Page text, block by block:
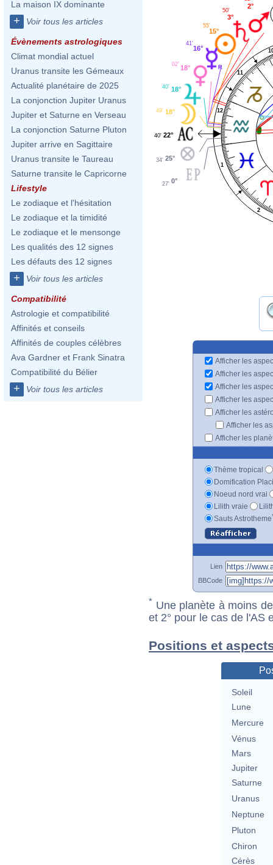
La maison IX dominante
+ Voir tous les articles
Évènements astrologiques
Climat mondial actuel
Uranus transite les Gémeaux
Actualité planétaire de 2025
La conjonction Jupiter Uranus
Jupiter et Saturne en Verseau
La conjonction Saturne Pluton
Jupiter arrive en Sagittaire
Uranus transite le Taureau
Saturne transite le Capricorne
Lifestyle
Le zodiaque et l'hésitation
Le zodiaque et la timidité
Le zodiaque et le mensonge
Les qualités des 12 signes
Les défauts des 12 signes
+ Voir tous les articles
Compatibilité
Astrologie et compatibilité
Affinités et conseils
Affinités de couples célèbres
Ava Gardner et Frank Sinatra
Compatibilité du Bélier
+ Voir tous les articles
1
2
11
12
2°
3°
50'
15°
55'
16°
41'
18°
02'
18°
40'
18°
49'
22°
40'
25°
34'
0°
27'
Afficher les
Afficher les
Afficher les
Afficher les
Afficher les
Afficher les
Afficher les
Thème tropical
Domification
Noeud nord vrai
Lilith vraie
Sauts Astrotheme
Lien
BBCode
* Une planète à moins
et 2° pour le cas de l'AS
Positions et
Soleil
Lune
Mercure
Vénus
Mars
Jupiter
Saturne
Uranus
Neptune
Pluton
Chiron
Cérès